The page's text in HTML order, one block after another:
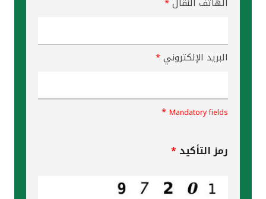
البريد الإلكتروني*
Mandatory fields
*
رمز التأكيد*